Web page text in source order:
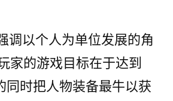
调以个人为单位发展的角
家的游戏目标在于达到
同时把人物装备最牛以获